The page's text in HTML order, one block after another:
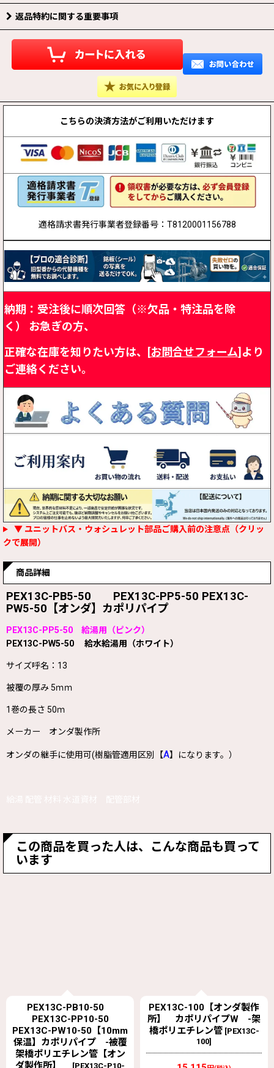
返品特約に関する重要事項
こちらの決済方法がご利用いただけます
適格請求書発行事業者登録番号：T8120001156788
納期：受注後に順次回答（※欠品・特注品を除
く）
お急ぎの方、
正確な在庫を知りたい方は、[お問合せフォーム]より
ご連絡ください。
▼ ユニットバス・ウォシュレット部品ご購入前の注意点（クリッ
クで展開）
商品詳細
PEX13C-PB5-50 PEX13C-PP5-50 PEX13C-
PW5-50【オンダ】カポリパイプ
PEX13C-PP5-50 給湯用（ピンク）
PEX13C-PW5-50 給水給湯用（ホワイト）
サイズ呼名：13
被覆の厚み 5ｍｍ
1巻の長さ 50ｍ
メーカー オンダ製作所
オンダの継手に使用可(樹脂管適用区別【A】になります。）
この商品を買った人は、こんな商品も買って
います
PEX13C-100【オンダ製作
所】 カポリパイプW -架
橋ポリエチレン管 [ PEX13C-
100]
PEX10C-PB10-50
PEX10C-PP10-50
PEX10C-PW10-50【10mm
保温】カポリパイプ -被覆
架橋ポリエチレン管【オン
ダ製作所】 [PEX10C-P10-